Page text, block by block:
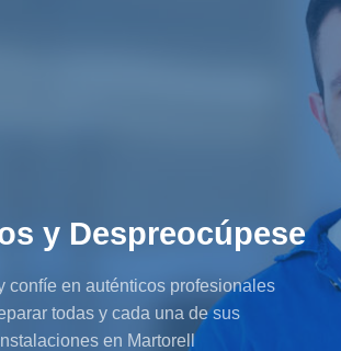
y Despreocúpese
confíe en auténticos profesionales
todas y cada una de sus
en Martorell